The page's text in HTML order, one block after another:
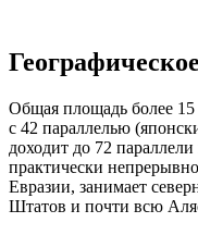
Общая площадь более
с 42 параллелью
доходит до 72
практически
Евразии, занимает
Штатов и почти всю